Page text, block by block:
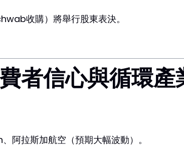
收購）將舉行股東表決。
者信心與循環產
拉斯加航空（預期大幅波動）。